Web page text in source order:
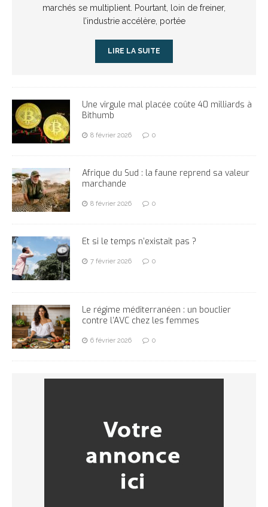
marchés se multiplient. Pourtant, loin de freiner,
l’industrie accélère, portée
LIRE LA SUITE
Une virgule mal placée coûte 40 milliards à
Bithumb
8 février 2026 0
Afrique du Sud : la faune reprend sa valeur
marchande
8 février 2026 0
Et si le temps n’existait pas ?
7 février 2026 0
Le régime méditerranéen : un bouclier
contre l’AVC chez les femmes
6 février 2026 0